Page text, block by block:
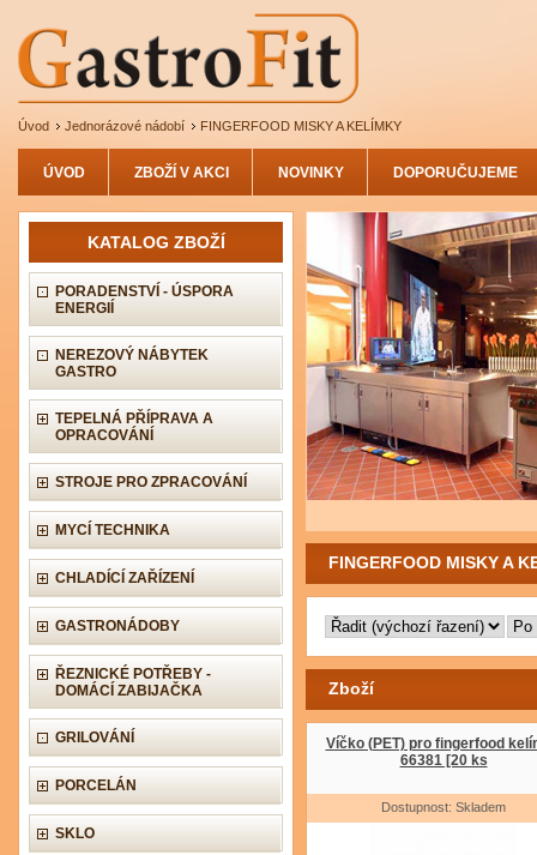
Úvod Jednorázové nádobí FINGERFOOD MISKY A KELÍMKY
ÚVOD ZBOŽÍ V AKCI NOVINKY DOPORUČUJEME
KATALOG ZBOŽÍ
PORADENSTVÍ - ÚSPORA
ENERGIÍ
NEREZOVÝ NÁBYTEK
GASTRO
TEPELNÁ PŘÍPRAVA A
OPRACOVÁNÍ
STROJE PRO ZPRACOVÁNÍ
MYCÍ TECHNIKA
CHLADÍCÍ ZAŘÍZENÍ
GASTRONÁDOBY
ŘEZNICKÉ POTŘEBY -
DOMÁCÍ ZABIJAČKA
GRILOVÁNÍ
PORCELÁN
SKLO
FINGERFOOD MISKY A
Zboží
Víčko (PET) pro fingerfood
66381 [20 ks
Dostupnost: Skladem